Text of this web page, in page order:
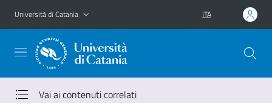
Vai al contenuto principale
Vai al menu di navigazione
Università di Catania ITA
Vai ai contenuti correlati